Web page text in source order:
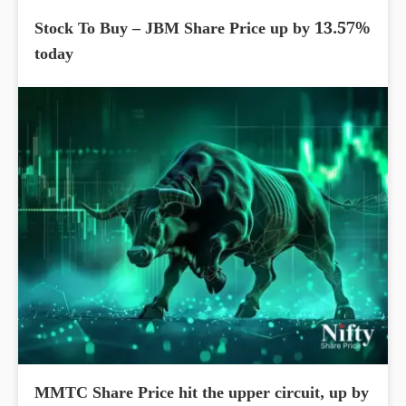
Stock To Buy – JBM Share Price up by 13.57%
today
MMTC Share Price hit the upper circuit, up by